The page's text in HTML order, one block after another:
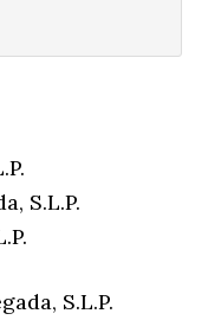
S.L.P.
S.L.P.